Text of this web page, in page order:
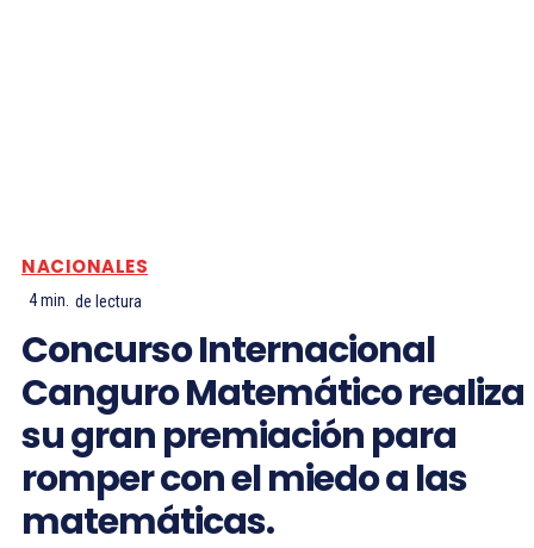
NACIONALES
4min. de lectura
Concurso Internacional
Canguro Matemático realiza
su gran premiación para
romper con el miedo a las
matemáticas.